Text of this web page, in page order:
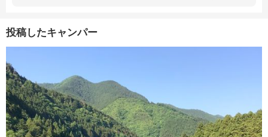
投稿したキャンパー